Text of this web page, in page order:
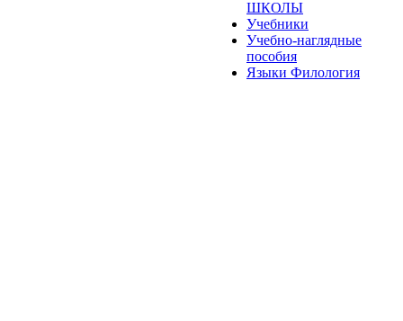
ШКОЛЫ
Учебники
Учебно-наглядные
пособия
Языки Филология